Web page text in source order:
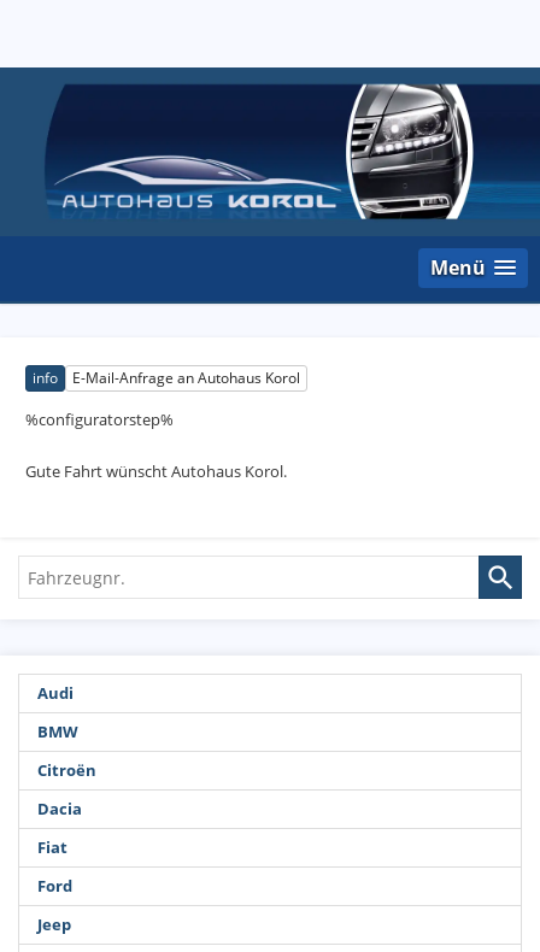
Menü
info E-Mail-Anfrage an Autohaus Korol
%configuratorstep%
Gute Fahrt wünscht Autohaus Korol.
Fahrzeugnr.
Audi
BMW
Citroën
Dacia
Fiat
Ford
Jeep